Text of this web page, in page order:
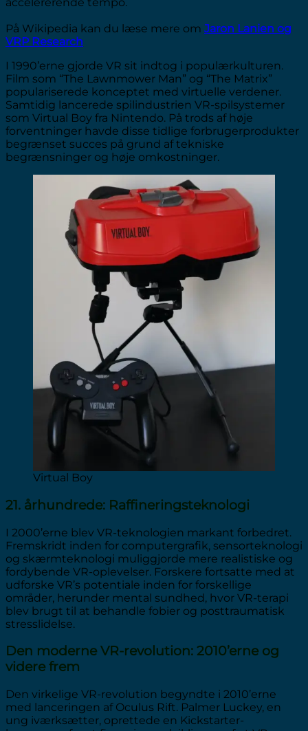
accelererende tempo.
På Wikipedia kan du læse mere om Jaron Lanien og
VRP Research
I 1990’erne gjorde VR sit indtog i populærkulturen.
Film som “The Lawnmower Man” og “The Matrix”
populariserede konceptet med virtuelle verdener.
Samtidig lancerede spilindustrien VR-spilsystemer
som Virtual Boy fra Nintendo. På trods af høje
forventninger havde disse tidlige forbrugerprodukter
begrænset succes på grund af tekniske
begrænsninger og høje omkostninger.
Virtual Boy
21. århundrede: Raffineringsteknologi
I 2000’erne blev VR-teknologien markant forbedret.
Fremskridt inden for computergrafik, sensorteknologi
og skærmteknologi muliggjorde mere realistiske og
fordybende VR-oplevelser. Forskere fortsatte med at
udforske VR’s potentiale inden for forskellige
områder, herunder mental sundhed, hvor VR-terapi
blev brugt til at behandle fobier og posttraumatisk
stresslidelse.
Den moderne VR-revolution: 2010’erne og
videre frem
Den virkelige VR-revolution begyndte i 2010’erne
med lanceringen af Oculus Rift. Palmer Luckey, en
ung iværksætter, oprettede en Kickstarter-